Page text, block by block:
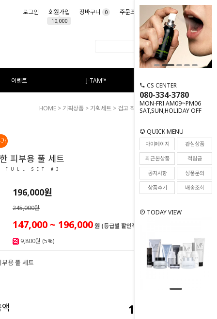
로그인 회원가입
10,000
장바구니 0 주문조회 마이페이지
이벤트 J-TAM™
CS CENTER
080-334-3780
MON-FRI AM09~PM06
SAT,SUN,HOLIDAY OFF
QUICK MENU
마이페이지
관심상품
최근본상품
적립금
공지사항
상품문의
상품후기
배송조회
TODAY VIEW
HOME > 기획상품 > 기획세트 > 검고 칙칙한 피부용 풀 세트
12
피부용 풀 세트
FULL SET #3
196,000원
245,000원
147,000 ~ 196,000원 (등급별 할인적용시)
9,800원 (5%)
용 풀 세트
196,000